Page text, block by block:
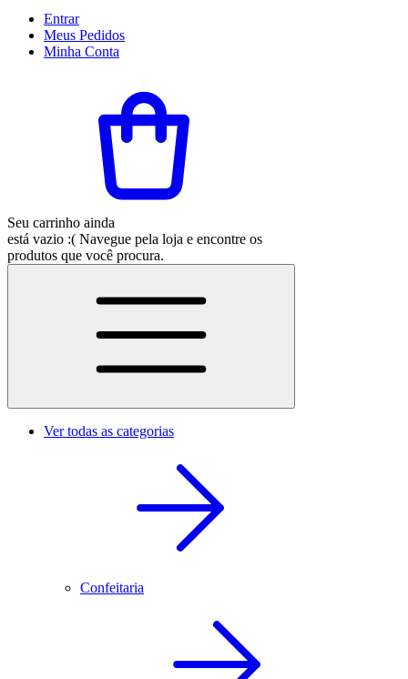
Entrar
Meus Pedidos
Minha Conta
Seu carrinho ainda
está vazio :( Navegue pela loja e encontre os
produtos que você procura.
Ver todas as categorias
Confeitaria